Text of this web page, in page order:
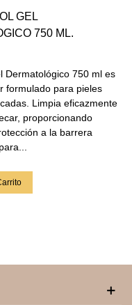
GEL
750 ML.
Dermatológico 750 ml es
formulado para pieles
Limpia eficazmente
proporcionando
a la barrera